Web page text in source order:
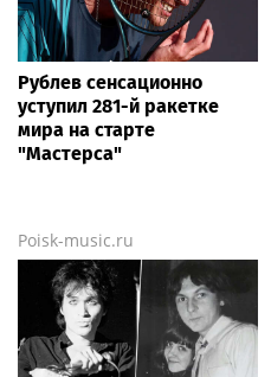
Рублев сенсационно
уступил 281-й ракетке
мира на старте
"Мастерса"
Poisk-music.ru